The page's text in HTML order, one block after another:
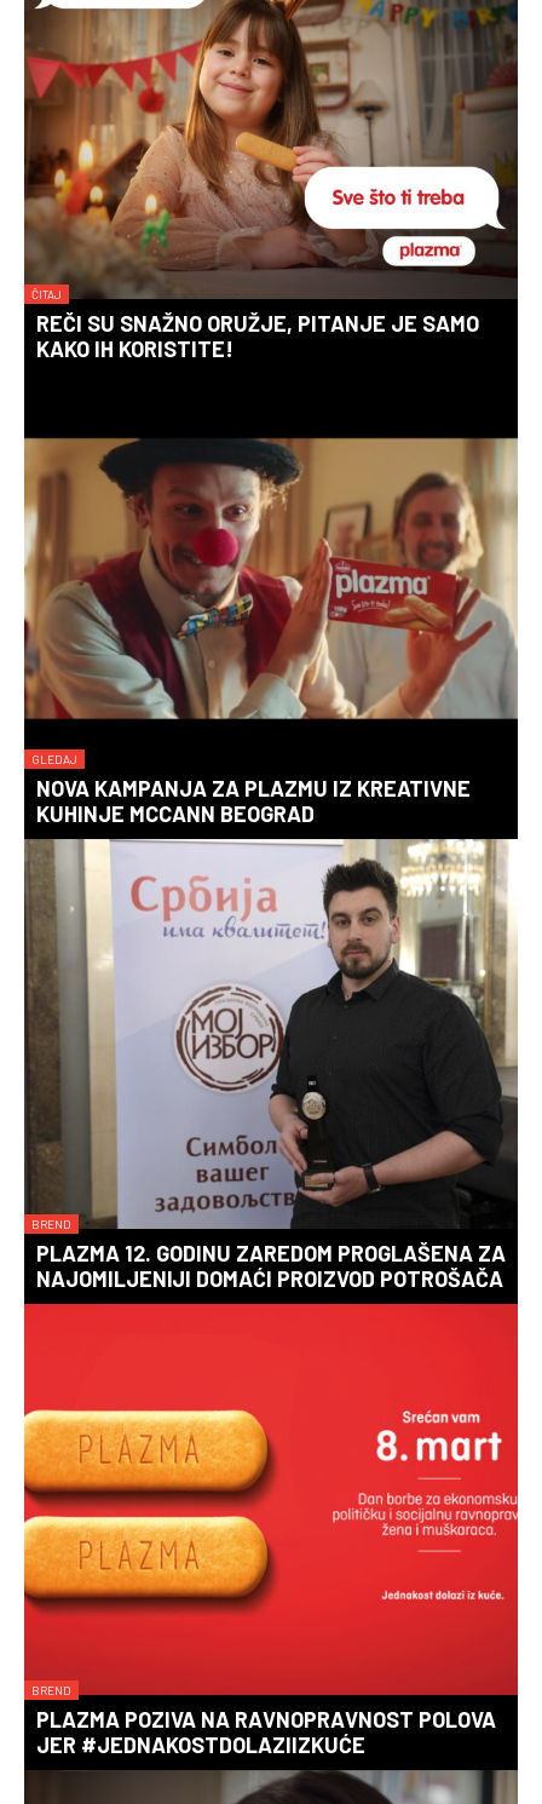
ČITAJ
REČI SU SNAŽNO ORUŽJE, PITANJE JE SAMO
KAKO IH KORISTITE!
GLEDAJ
NOVA KAMPANJA ZA PLAZMU IZ KREATIVNE
KUHINJE MCCANN BEOGRAD
BREND
PLAZMA 12. GODINU ZAREDOM PROGLAŠENA ZA
NAJOMILJENIJI DOMAĆI PROIZVOD POTROŠAČA
BREND
PLAZMA POZIVA NA RAVNOPRAVNOST POLOVA
JER #JEDNAKOSTDOLAZIIZKUĆE